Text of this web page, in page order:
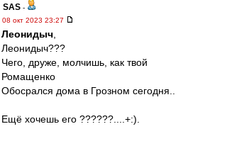
SAS -
08 окт 2023 23:27
Леонидыч
Леонидыч???
Чего, друже, молчишь, как твой
Ромащенко
Обосрался дома в Грозном сегодня..
Ещё хочешь его ??????....+:).